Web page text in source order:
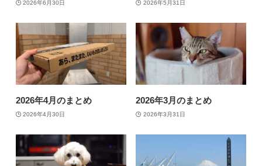
2026年6月30日 2026年5月31日
2026年4月のまとめ
2026年4月30日
2026年3月のまとめ
2026年3月31日